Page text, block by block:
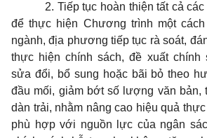
2. Tiếp tục hoàn thiện tất cả
để thực hiện Chương trình một
ngành, địa phương tiếp tục rà soát,
thực hiện chính sách, đề xuất chính
sửa đổi, bổ sung hoặc bãi bỏ theo
đầu mối, giảm bớt số lượng văn bản,
dàn trải, nhằm nâng cao hiệu quả
phù hợp với nguồn lực của ngân